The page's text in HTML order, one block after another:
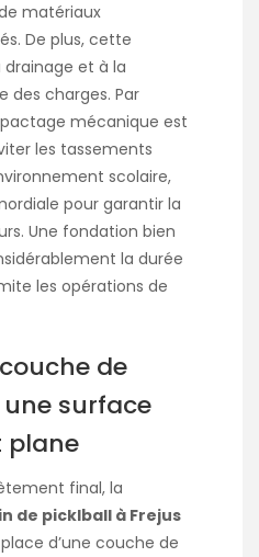
matériaux
De plus, cette
et à la
des charges. Par
mécanique est
les tassements
scolaire,
pour garantir la
Une fondation bien
la durée
les opérations de
de
surface
plane
final, la
de picklball à Frejus
d’une couche de